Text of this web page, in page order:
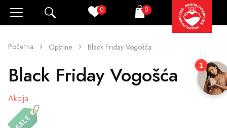
0 Korpa
0
Početna Opštine Black Friday Vogošća
Black Friday Vogošća
Akcija
1